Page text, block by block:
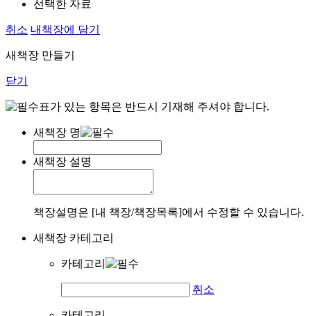
선택한 자료
취소 내책장에 담기
새책장 만들기
닫기
표가 있는 항목은 반드시 기재해 주셔야 합니다.
새책장 명
새책장 설명
책장설명은 [내 책장/책장목록]에서 수정할 수 있습니다.
새책장 카테고리
카테고리
취소